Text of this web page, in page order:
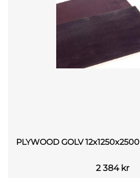
PLYWOOD GOLV 12x1250x2500
2 384kr